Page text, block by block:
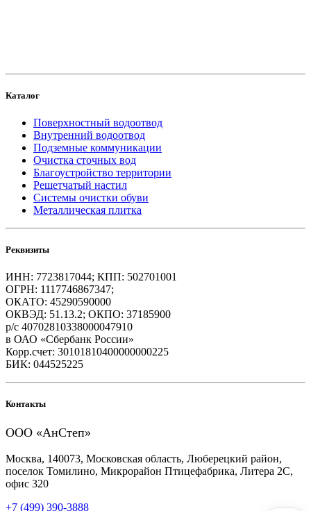
Каталог
Поверхностный водоотвод
Внутренний водоотвод
Подземные коммуникации
Очистка сточных вод
Благоустройство территории
Решетчатый настил
Системы очистки обуви
Металлическая плитка
Реквизиты
ИНН: 7723817044; КПП: 502701001
ОГРН: 1117746867347;
ОКАТО: 45290590000
ОКВЭД: 51.13.2; ОКПО: 37185900
р/с 40702810338000047910
в ОАО «Сбербанк России»
Корр.счет: 30101810400000000225
БИК: 044525225
Контакты
ООО «АнСтеп»
Москва, 140073, Московская область, Люберецкий район,
поселок Томилино, Микрорайон Птицефабрика, Литера 2С,
офис 320
+7 (499) 390-3888